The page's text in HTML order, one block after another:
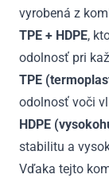
vyrobená z
TPE + HDPE,
odolnosť pri
TPE
odolnosť voči
HDPE
stabilitu a
Vďaka tejto